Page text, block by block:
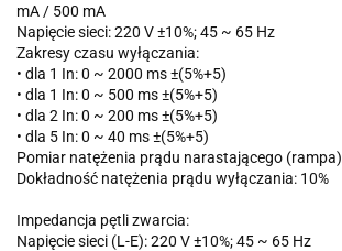
mA / 500 mA
Napięcie sieci: 220 V ±10%; 45 ~ 65 Hz
Zakresy czasu wyłączania:
• dla 1 In: 0 ~ 2000 ms ±(5%+5)
• dla 1 In: 0 ~ 500 ms ±(5%+5)
• dla 2 In: 0 ~ 200 ms ±(5%+5)
• dla 5 In: 0 ~ 40 ms ±(5%+5)
Pomiar natężenia prądu narastającego (rampa)
Dokładność natężenia prądu wyłączania: 10%
Impedancja pętli zwarcia:
Napięcie sieci (L-E): 220 V ±10%; 45 ~ 65 Hz